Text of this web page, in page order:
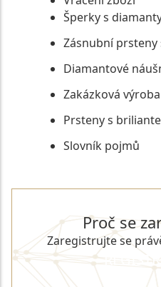
Šperky s
Zásnubní
Diamantové
Zakázková
Prsteny s
Slovník pojmů
Proč se
Zaregistrujte se